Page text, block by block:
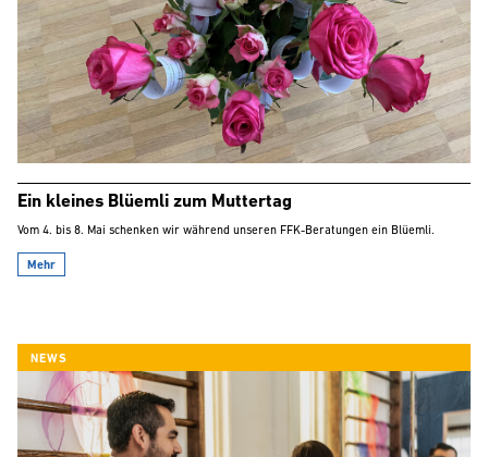
Ein kleines Blüemli zum Muttertag
Vom 4. bis 8. Mai schenken wir während unseren FFK-Beratungen ein Blüemli.
Mehr
NEWS